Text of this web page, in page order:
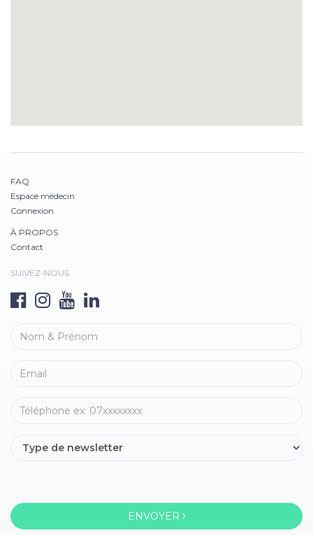
FAQ
Espace médecin
Connexion
À PROPOS
Contact
SUIVEZ-NOUS :
ENVOYER